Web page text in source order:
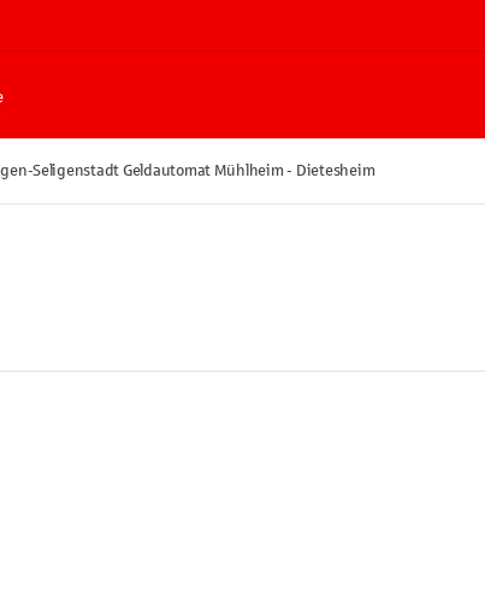
Seligenstadt Geldautomat Mühlheim - Dietesheim